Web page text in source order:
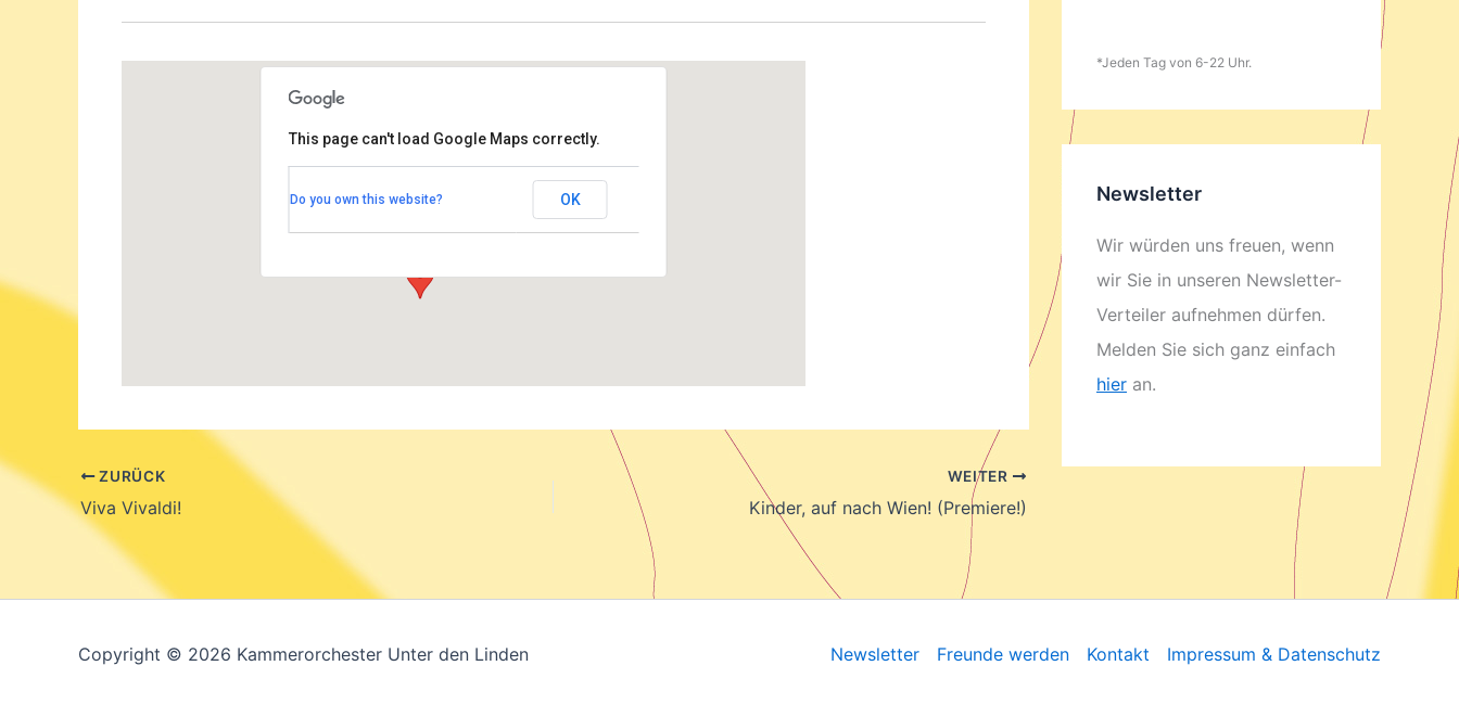
Rudolf-Steiner Haus Dahlem
Bernadottestrasse 90-92 - Berlin
This page can't load Google Maps correctly.
Do you own this website? OK
ZURÜCK
Viva Vivaldi!
WEITER
Kinder, auf nach Wien! (Premiere!)
*Jeden Tag von 6-22 Uhr.
Newsletter
Wir würden uns freuen, wenn
wir Sie in unseren Newsletter-
Verteiler aufnehmen dürfen.
Melden Sie sich ganz einfach
hier an.
Copyright © 2026 Kammerorchester Unter den Linden Newsletter Freunde werden Kontakt Impressum & Datenschutz